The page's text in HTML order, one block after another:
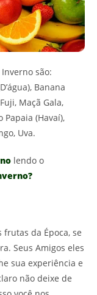
são:
Banana
Maçã Gala,
Papaia (Havaí),
Uva.
lendo o
da Época, se
Seus Amigos eles
sua experiência e
não deixe de